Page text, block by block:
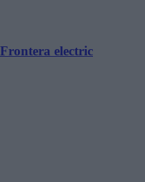
electric